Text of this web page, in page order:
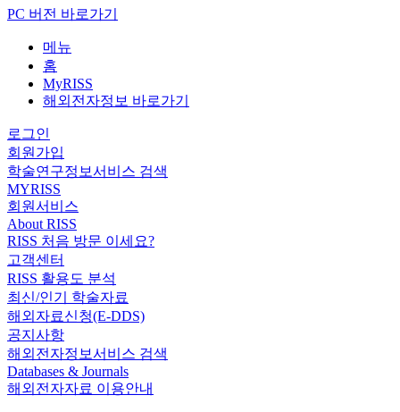
PC 버전 바로가기
메뉴
홈
MyRISS
해외전자정보 바로가기
로그인
회원가입
학술연구정보서비스 검색
MYRISS
회원서비스
About RISS
RISS 처음 방문 이세요?
고객센터
RISS 활용도 분석
최신/인기 학술자료
해외자료신청(E-DDS)
공지사항
해외전자정보서비스 검색
Databases & Journals
해외전자자료 이용안내